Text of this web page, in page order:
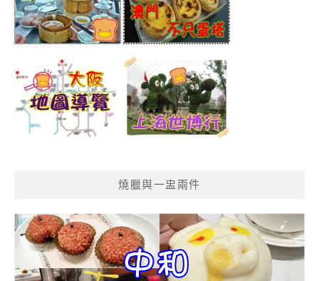
燒臘與一盅兩件